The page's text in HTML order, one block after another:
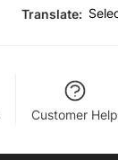
Translate:
Customer Help